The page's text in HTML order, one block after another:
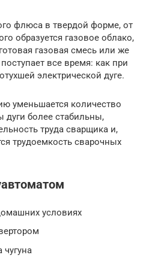
флюса в твердой форме, от
образуется газовое облако,
газовая смесь или же
все время: как при
электрической дуге.
уменьшается количество
дуги более стабильны,
труда сварщика и,
трудоемкость сварочных
условиях